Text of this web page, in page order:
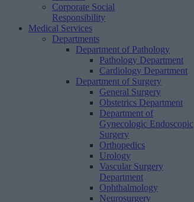
Corporate Social
Responsibility
Medical Services
Departments
Department of Pathology
Pathology Department
Cardiology Department
Department of Surgery
General Surgery
Obstetrics Department
Department of
Gynecologic Endoscopic
Surgery
Orthopedics
Urology
Vascular Surgery
Department
Ophthalmology
Neurosurgery